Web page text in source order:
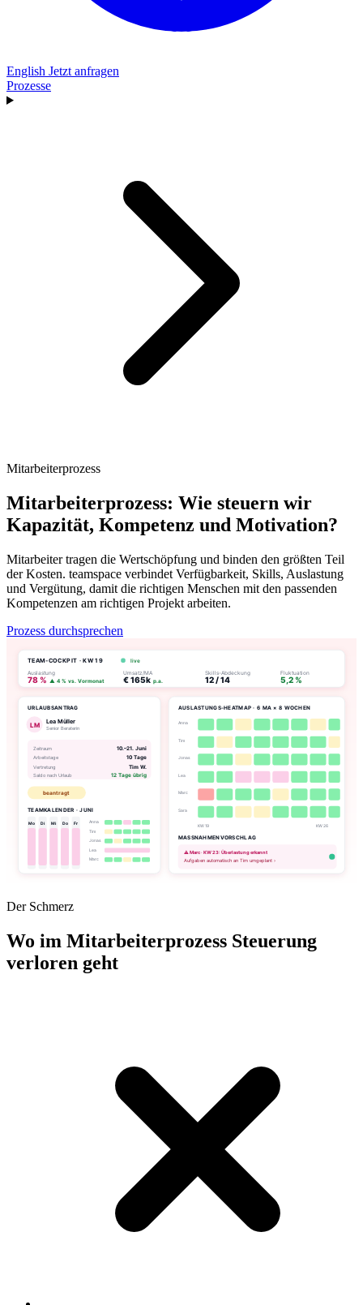
English Jetzt anfragen
Prozesse
Mitarbeiterprozess
Mitarbeiterprozess: Wie steuern wir
Kapazität, Kompetenz und Motivation?
Mitarbeiter tragen die Wertschöpfung und binden den größten Teil
der Kosten. teamspace verbindet Verfügbarkeit, Skills, Auslastung
und Vergütung, damit die richtigen Menschen mit den passenden
Kompetenzen am richtigen Projekt arbeiten.
Prozess durchsprechen
Der Schmerz
Wo im Mitarbeiterprozess Steuerung
verloren geht